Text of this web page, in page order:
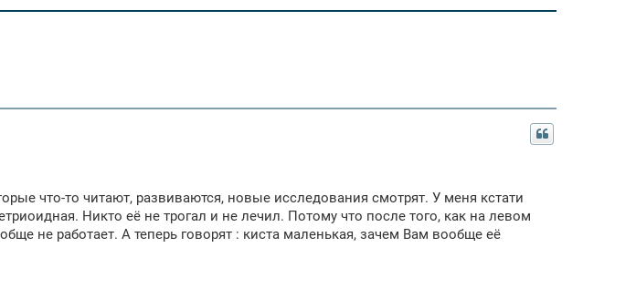
что-то читают, развиваются, новые исследования смотрят. У меня кстати
Никто её не трогал и не лечил. Потому что после того, как на левом
не работает. А теперь говорят : киста маленькая, зачем Вам вообще её